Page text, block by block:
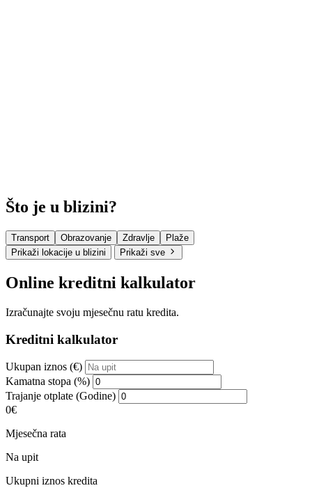
Što je u blizini?
Transport Obrazovanje Zdravlje
Plaže
Prikaži lokacije u blizini
Prikaži sve
Online kreditni kalkulator
Izračunajte svoju mjesečnu ratu kredita.
Kreditni kalkulator
Ukupan iznos (€)
Kamatna stopa (%)
Trajanje otplate (Godine)
0€
Mjesečna rata
Na upit
Ukupni iznos kredita